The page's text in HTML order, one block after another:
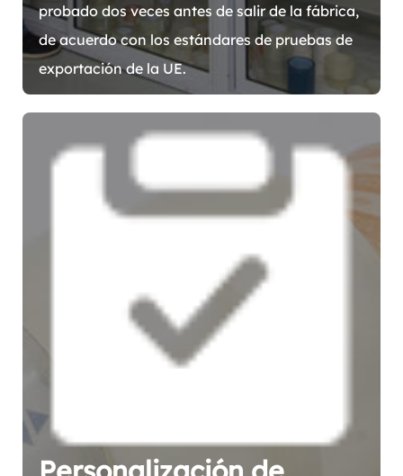
probado dos veces antes de salir de la fábrica,
de acuerdo con los estándares de pruebas de
exportación de la UE.